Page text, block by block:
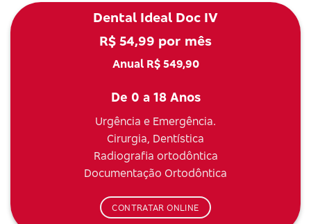
Dental Ideal Doc IV
R$ 54,99 por mês
Anual R$ 549,90
De 0 a 18 Anos
Urgência e Emergência.
Cirurgia, Dentística
Radiografia ortodôntica
Documentação Ortodôntica
CONTRATAR ONLINE